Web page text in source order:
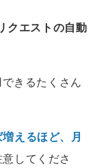
クエストの自動
きるたくさん
えるほど、月
してくださ